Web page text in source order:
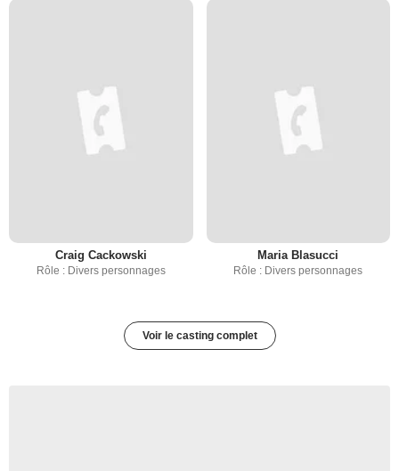
Craig Cackowski
Rôle : Divers personnages
Maria Blasucci
Rôle : Divers personnages
Voir le casting complet